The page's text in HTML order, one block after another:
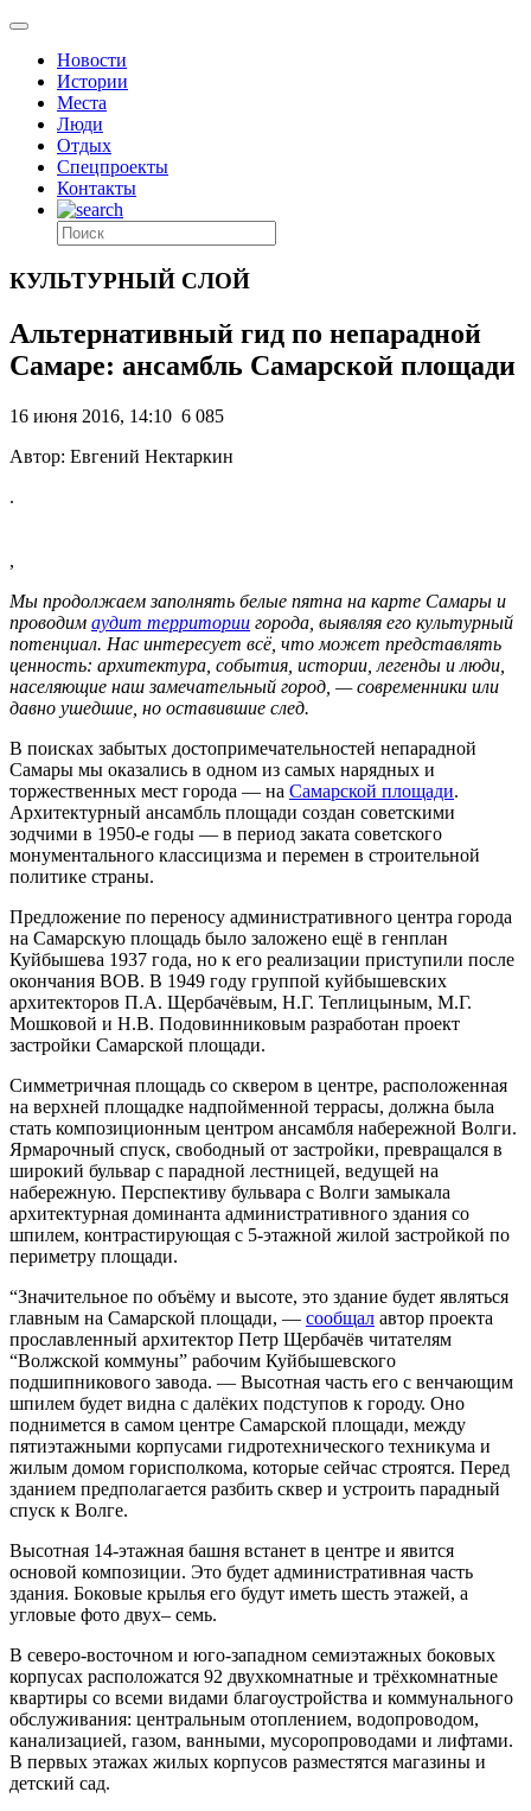
Новости
Истории
Места
Люди
Отдых
Спецпроекты
Контакты
КУЛЬТУРНЫЙ СЛОЙ
Альтернативный гид по непарадной
Самаре: ансамбль Самарской площади
16 июня 2016, 14:10 6 085
Автор: Евгений Нектаркин
.
,
Мы продолжаем заполнять белые пятна на карте Самары и
проводим аудит территории города, выявляя его культурный
потенциал. Нас интересует всё, что может представлять
ценность: архитектура, события, истории, легенды и люди,
населяющие наш замечательный город, — современники или
давно ушедшие, но оставившие след.
В поисках забытых достопримечательностей непарадной
Самары мы оказались в одном из самых нарядных и
торжественных мест города — на Самарской площади.
Архитектурный ансамбль площади создан советскими
зодчими в 1950-е годы — в период заката советского
монументального классицизма и перемен в строительной
политике страны.
Предложение по переносу административного центра города
на Самарскую площадь было заложено ещё в генплан
Куйбышева 1937 года, но к его реализации приступили после
окончания ВОВ. В 1949 году группой куйбышевских
архитекторов П.А. Щербачёвым, Н.Г. Теплицыным, М.Г.
Мошковой и Н.В. Подовинниковым разработан проект
застройки Самарской площади.
Симметричная площадь со сквером в центре, расположенная
на верхней площадке надпойменной террасы, должна была
стать композиционным центром ансамбля набережной Волги.
Ярмарочный спуск, свободный от застройки, превращался в
широкий бульвар с парадной лестницей, ведущей на
набережную. Перспективу бульвара с Волги замыкала
архитектурная доминанта административного здания со
шпилем, контрастирующая с 5-этажной жилой застройкой по
периметру площади.
“Значительное по объёму и высоте, это здание будет являться
главным на Самарской площади, — сообщал автор проекта
прославленный архитектор Петр Щербачёв читателям
“Волжской коммуны” рабочим Куйбышевского
подшипникового завода. — Высотная часть его с венчающим
шпилем будет видна с далёких подступов к городу. Оно
поднимется в самом центре Самарской площади, между
пятиэтажными корпусами гидротехнического техникума и
жилым домом горисполкома, которые сейчас строятся. Перед
зданием предполагается разбить сквер и устроить парадный
спуск к Волге.
Высотная 14-этажная башня встанет в центре и явится
основой композиции. Это будет административная часть
здания. Боковые крылья его будут иметь шесть этажей, а
угловые фото двух– семь.
В северо-восточном и юго-западном семиэтажных боковых
корпусах расположатся 92 двухкомнатные и трёхкомнатные
квартиры со всеми видами благоустройства и коммунального
обслуживания: центральным отоплением, водопроводом,
канализацией, газом, ванными, мусоропроводами и лифтами.
В первых этажах жилых корпусов разместятся магазины и
детский сад.